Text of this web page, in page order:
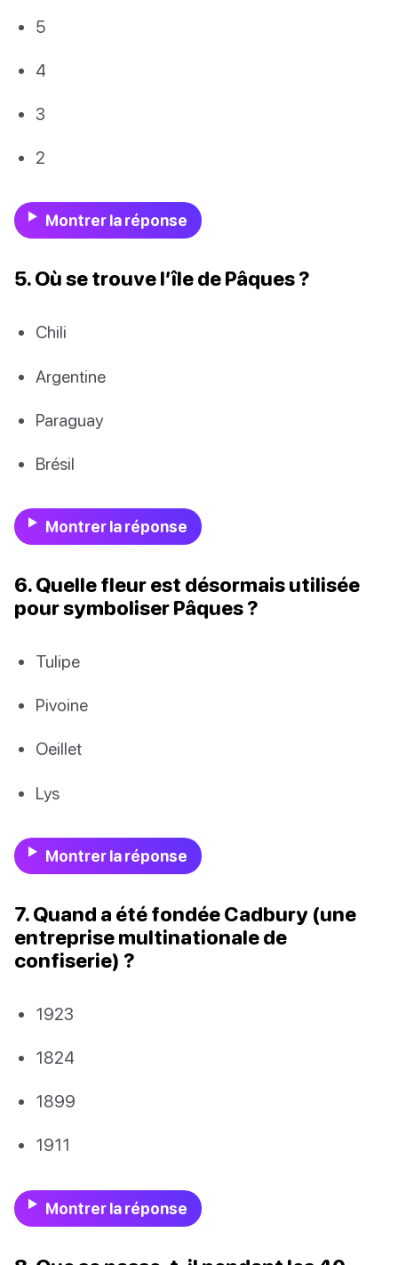
5
4
3
2
Montrer la réponse
5. Où se trouve l’île de Pâques ?
Chili
Argentine
Paraguay
Brésil
Montrer la réponse
6. Quelle fleur est désormais utilisée
pour symboliser Pâques ?
Tulipe
Pivoine
Oeillet
Lys
Montrer la réponse
7. Quand a été fondée Cadbury (une
entreprise multinationale de
confiserie) ?
1923
1824
1899
1911
Montrer la réponse